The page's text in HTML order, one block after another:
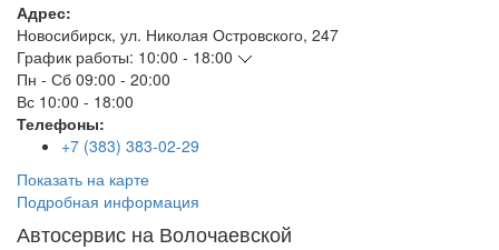
Адрес:
Новосибирск, ул. Николая Островского, 247
График работы: 10:00 - 18:00
Пн - Сб 09:00 - 20:00
Вс 10:00 - 18:00
Телефоны:
+7 (383) 383-02-29
Показать на карте
Подробная информация
Автосервис на Волочаевской